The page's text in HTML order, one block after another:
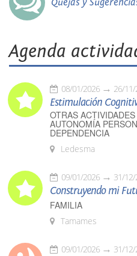
Agenda
08/01/2026 26/
Estimulación
OTRAS
AUTONOMÍA
DEPENDENCIA
Ledesma
09/01/2026 31/
Construyendo mi
FAMILIA
Tamames
09/01/2026 31/